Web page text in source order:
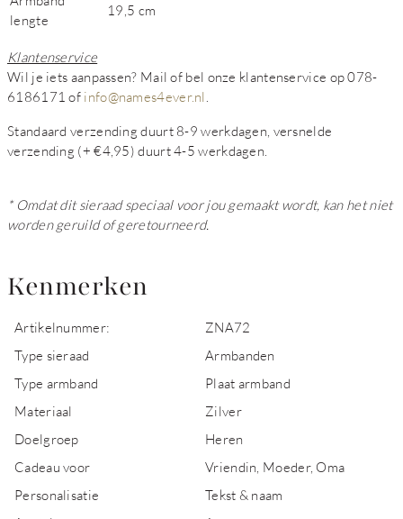
lengte
19,5 cm
Klantenservice
Wil je iets aanpassen? Mail of bel onze klantenservice op 078-
6186171 of info@names4ever.nl
Standaard verzending duurt 8-9 werkdagen, versnelde
verzending (+ €4,95) duurt 4-5 werkdagen.
* Omdat dit sieraad speciaal voor jou gemaakt wordt, kan het niet
worden geruild of geretourneerd.
Kenmerken
Artikelnummer:
ZNA72
Type sieraad
Armbanden
Type armband
Plaat armband
Materiaal
Zilver
Doelgroep
Heren
Cadeau voor
Vriendin, Moeder, Oma
Personalisatie
Tekst & naam